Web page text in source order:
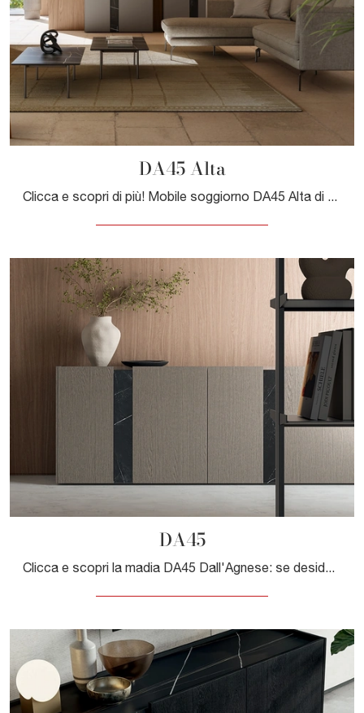
DA45 Alta
DA45